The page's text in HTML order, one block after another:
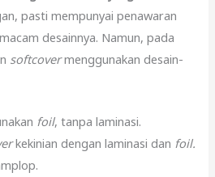
pasti mempunyai penawaran
desainnya. Namun, pada
softcovermenggunakan desain-
foil, tanpa laminasi.
kekinian dengan laminasi dan foil.